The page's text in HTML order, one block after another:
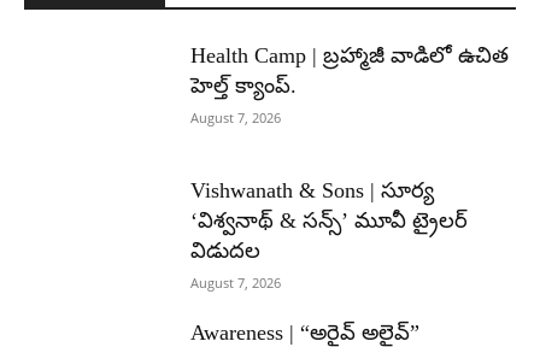
Health Camp | బ్రహ్మాజీ వాడిలో ఉచిత
హెల్త్ క్యాంప్.
August 7, 2026
Vishwanath & Sons | సూర్య
‘విశ్వనాథ్ & సన్స్’ మూవీ ట్రైలర్
విడుదల
August 7, 2026
Awareness | “అరైవ్ అలైవ్”